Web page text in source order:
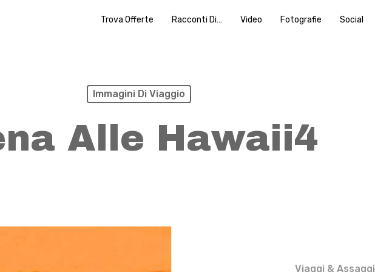
Trova Offerte Racconti Di… Video Fotografie Social
Immagini Di Viaggio
Alle Hawaii4
Viaggi & Assaggi